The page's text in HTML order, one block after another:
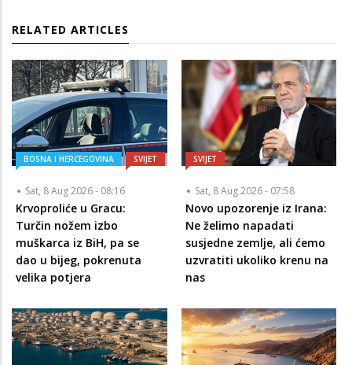
RELATED ARTICLES
BOSNA I HERCEGOVINA SVIJET
Sat, 8 Aug 2026 - 08:16
Krvoproliće u Gracu:
Turčin nožem izbo
muškarca iz BiH, pa se
dao u bijeg, pokrenuta
velika potjera
SVIJET
Sat, 8 Aug 2026 - 07:58
Novo upozorenje iz Irana:
Ne želimo napadati
susjedne zemlje, ali ćemo
uzvratiti ukoliko krenu na
nas